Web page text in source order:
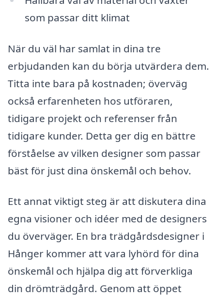
som passar ditt klimat
När du väl har samlat in dina tre
erbjudanden kan du börja utvärdera dem.
Titta inte bara på kostnaden; överväg
också erfarenheten hos utföraren,
tidigare projekt och referenser från
tidigare kunder. Detta ger dig en bättre
förståelse av vilken designer som passar
bäst för just dina önskemål och behov.
Ett annat viktigt steg är att diskutera dina
egna visioner och idéer med de designers
du överväger. En bra trädgårdsdesigner i
Hånger kommer att vara lyhörd för dina
önskemål och hjälpa dig att förverkliga
din drömträdgård. Genom att öppet